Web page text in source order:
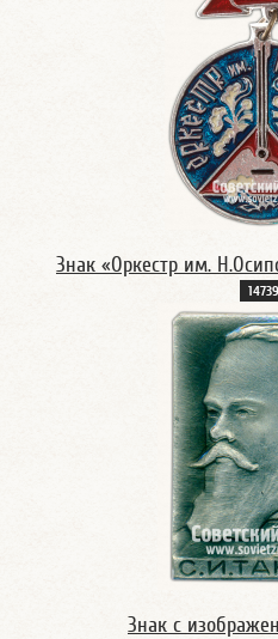
Знак «Оркестр им.
Знак с